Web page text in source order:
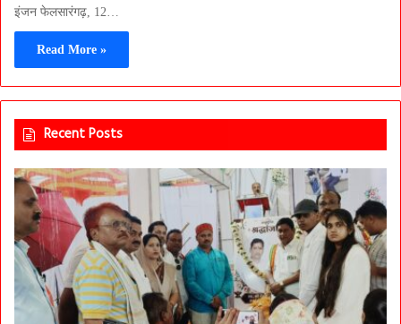
इंजन फेलसारंगढ़, 12…
Read More »
Recent Posts